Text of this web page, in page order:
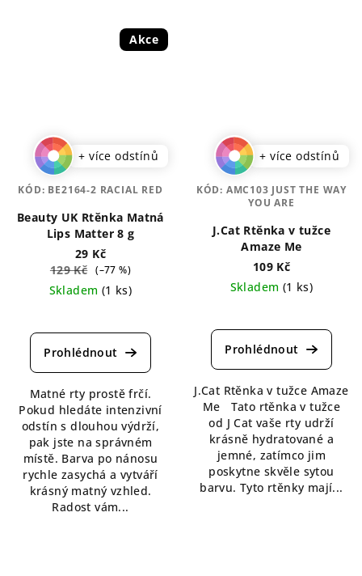
Akce
+ více odstínů
Beauty UK Rtěnka Matná
Lips Matter 8 g
29 Kč
129 Kč (–77 %)
Skladem (1 ks)
hodnocení
produktu
z
5
hvězdiček.
Matné rty prostě frčí.
Pokud hledáte intenzivní
odstín s dlouhou výdrží,
pak jste na správném
místě. Barva po nánosu
rychle zasychá a vytváří
krásný matný vzhled.
Radost vám...
KÓD: BE2164-2 RACIAL RED
+ více odstínů
J.Cat Rtěnka v tužce
Amaze Me
109 Kč
Skladem (1 ks)
hodnocení
produktu
z
5
hvězdiček.
J.Cat Rtěnka v tužce Amaze
Me Tato rtěnka v tužce
od J Cat vaše rty udrží
krásně hydratované a
jemné, zatímco jim
poskytne skvěle sytou
barvu. Tyto rtěnky mají...
KÓD: AMC103 JUST THE WAY
YOU ARE